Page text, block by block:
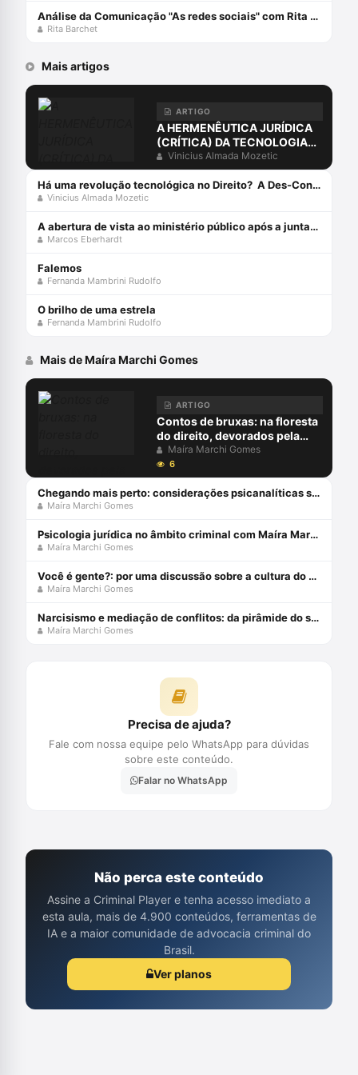
Análise da Comunicação "As redes sociais" com Rita Barchet
Rita Barchet
Mais artigos
ARTIGO
A HERMENÊUTICA JURÍDICA
(CRÍTICA) DA TECNOLOGIA
PÓS-MODERNA
Vinicius Almada Mozetic
Há uma revolução tecnológica no Direito? A Des-Construção da Sociedade do Conhecimento e da Informação[1]
Vinicius Almada Mozetic
A abertura de vista ao ministério público após a juntada da resposta à acusação
Marcos Eberhardt
Falemos
Fernanda Mambrini Rudolfo
O brilho de uma estrela
Fernanda Mambrini Rudolfo
Mais de Maíra Marchi Gomes
ARTIGO
Contos de bruxas: na floresta
do direito, devorados pela
subjetividade medieval
Maíra Marchi Gomes
6
Chegando mais perto: considerações psicanalíticas sobre o adolescente autor de ato infracional análogo a crime sexual
Maíra Marchi Gomes
Psicologia jurídica no âmbito criminal com Maíra Marchi
Maíra Marchi Gomes
Você é gente?: por uma discussão sobre a cultura do estupro
Maíra Marchi Gomes
Narcisismo e mediação de conflitos: da pirâmide do sistema judicial ocidental
Maíra Marchi Gomes
Precisa de ajuda?
Fale com nossa equipe pelo WhatsApp para dúvidas
sobre este conteúdo.
Falar no WhatsApp
Não perca este conteúdo
Assine a Criminal Player e tenha acesso imediato a
esta aula, mais de 4.900 conteúdos, ferramentas de
IA e a maior comunidade de advocacia criminal do
Brasil.
Ver planos